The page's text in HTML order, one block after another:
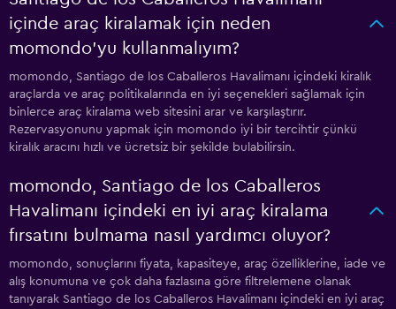
içinde araç kiralamak için neden
momondo'yu kullanmalıyım?
momondo, Santiago de los Caballeros Havalimanı içindeki kiralık
araçlarda ve araç politikalarında en iyi seçenekleri sağlamak için
binlerce araç kiralama web sitesini arar ve karşılaştırır.
Rezervasyonunu yapmak için momondo iyi bir tercihtir çünkü
kiralık aracını hızlı ve ücretsiz bir şekilde bulabilirsin.
momondo, Santiago de los Caballeros
Havalimanı içindeki en iyi araç kiralama
fırsatını bulmama nasıl yardımcı oluyor?
momondo, sonuçlarını fiyata, kapasiteye, araç özelliklerine, iade ve
alış konumuna ve çok daha fazlasına göre filtrelemene olanak
tanıyarak Santiago de los Caballeros Havalimanı içindeki en iyi araç